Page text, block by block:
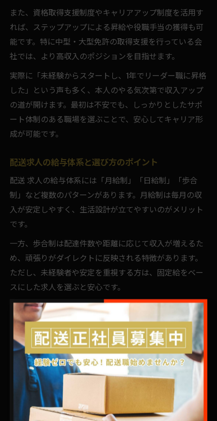
また、資格取得支援制度やキャリアアップ制度を活用す
れば、ステップアップによる昇給や役職手当の獲得も可
能です。特に中型・大型免許の取得支援を行っている会
社では、より高収入のポジションを目指せます。
実際に「未経験からスタートし、1年でリーダー職に昇格
した」という声も多く、本人のやる気次第で収入アップ
の道が開けます。最初は不安でも、しっかりとしたサポ
ート体制のある職場を選ぶことで、安心してキャリア形
成が可能です。
配送求人の給与体系と選び方のポイント
配送 求人の給与体系には「月給制」「日給制」「歩合
制」など複数のパターンがあります。月給制は毎月の収
入が安定しやすく、生活設計が立てやすいのがメリット
です。
一方、歩合制は配達件数や距離に応じて収入が増えるた
め、頑張りがダイレクトに反映される特徴があります。
ただし、未経験者や安定を重視する方は、固定給をベー
スにした求人を選ぶと安心です。
選び方のポイントは、自分の働き方や希望収入に合った
給与体系を選ぶことと、手当や昇給制度が明確に記載さ
れているか確認することです。面接時には、残業代や休
日手当の有無、賞与実績なども必ずチェックしましょ
長期安定を実現する配送求人の魅力
配送 求人で長期安定を実現する魅力は、景気や社会情勢